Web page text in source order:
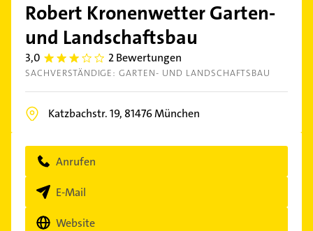
Robert Kronenwetter Garten-
und Landschaftsbau
3,0 3.0 2 Bewertungen
SACHVERSTÄNDIGE: GARTEN- UND LANDSCHAFTSBAU
Katzbachstr. 19, 81476München
Anrufen
E-Mail
Website